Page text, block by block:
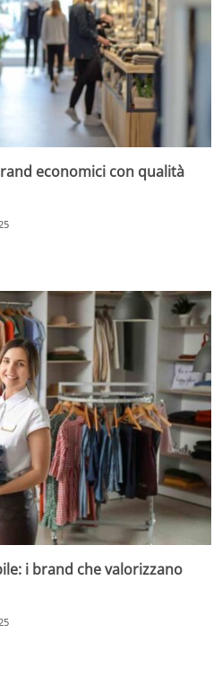
economici con qualità
i brand che valorizzano